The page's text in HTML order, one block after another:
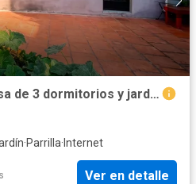
VENTA | PERMUTA - Casa de 3 dormitorios y jardín - Barrio Alberdi, Rosario.
·Parrilla· Internet
Ver en detalle